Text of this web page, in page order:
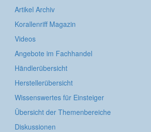
Artikel Archiv
Korallenriff Magazin
Videos
Angebote im Fachhandel
Händlerübersicht
Herstellerübersicht
Wissenswertes für Einsteiger
Übersicht der Themenbereiche
Diskussionen